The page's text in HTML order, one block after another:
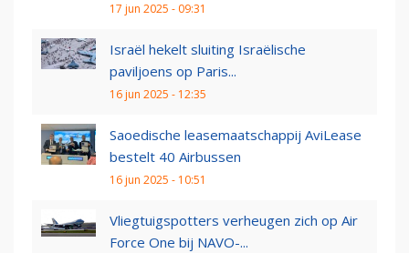
17 jun 2025 - 09:31
Israël hekelt sluiting Israëlische
paviljoens op Paris...
16 jun 2025 - 12:35
Saoedische leasemaatschappij AviLease
bestelt 40 Airbussen
16 jun 2025 - 10:51
Vliegtuigspotters verheugen zich op Air
Force One bij NAVO-...